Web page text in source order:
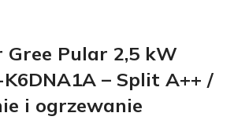
Pular 2,5 kW
– Split A++ /
i ogrzewanie